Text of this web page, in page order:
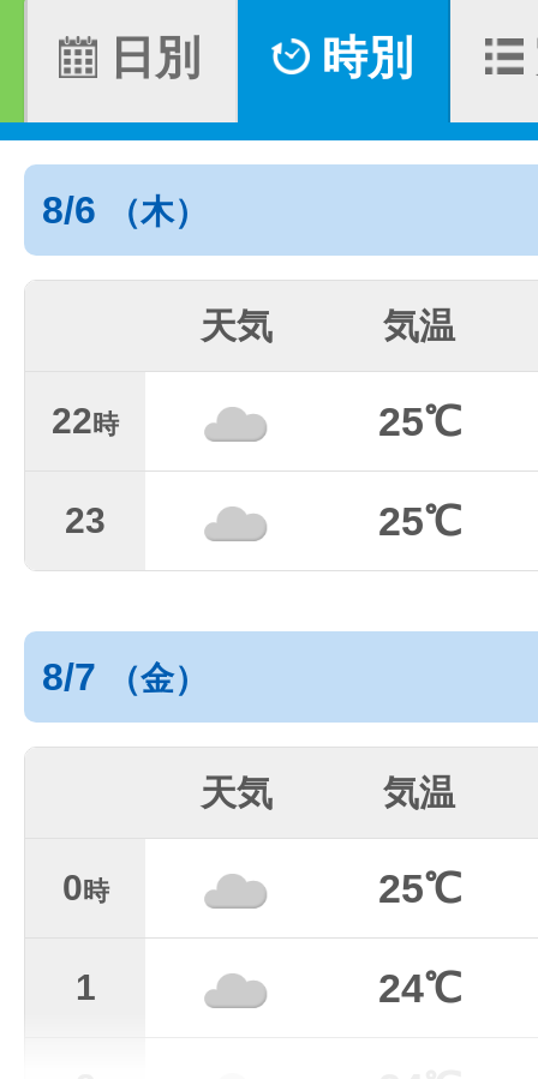
日別 時別
8/6 （木）
天気 気温
22時 25℃
23 25℃
8/7 （金）
天気 気温
0時 25℃
1 24℃